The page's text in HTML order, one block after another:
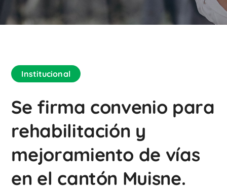
Institucional
Se firma convenio para
rehabilitación y
mejoramiento de vías
en el cantón Muisne.